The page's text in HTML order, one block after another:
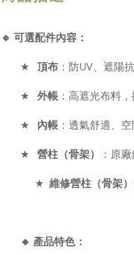
🔹 可選配件內容：
★ 頂布 ：防UV、遮陽
★ 外帳 ：高遮光布料
★ 內帳 ：透氣舒適、
★ 營柱（骨架） ：原
★ 維修營柱（骨架）
🔸 產品特色：